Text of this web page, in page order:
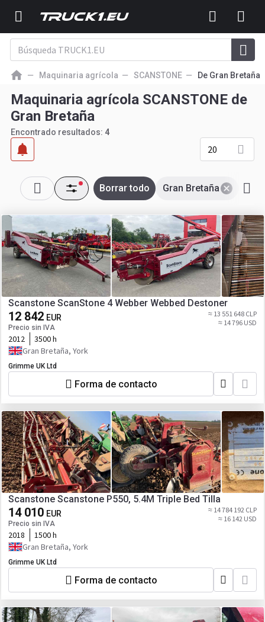
Maquinaria agrícola SCANSTONE De Gran Bretaña
Maquinaria agrícola SCANSTONE de
Gran Bretaña
Encontrado resultados: 4
20
Gran Bretaña
Borrar todo
Scanstone ScanStone 4 Webber Webbed Destoner
12 842 EUR
Precio sin IVA
≈ 13 551 648 CLP
≈ 14 796 USD
2012
3500 h
Gran Bretaña, York
Grimme UK Ltd
Forma de contacto
Scanstone Scanstone P550, 5.4M Triple Bed Tilla
14 010 EUR
Precio sin IVA
≈ 14 784 192 CLP
≈ 16 142 USD
2018
1500 h
Gran Bretaña, York
Grimme UK Ltd
Forma de contacto